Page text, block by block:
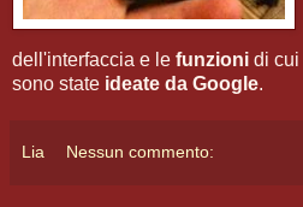
dell'interfaccia e le funzioni di cui
sono state ideate da Google.
Lia Nessun commento: